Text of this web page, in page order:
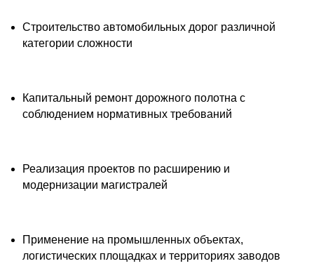
Строительство автомобильных дорог различной
категории сложности
Капитальный ремонт дорожного полотна с
соблюдением нормативных требований
Реализация проектов по расширению и
модернизации магистралей
Применение на промышленных объектах,
логистических площадках и территориях заводов